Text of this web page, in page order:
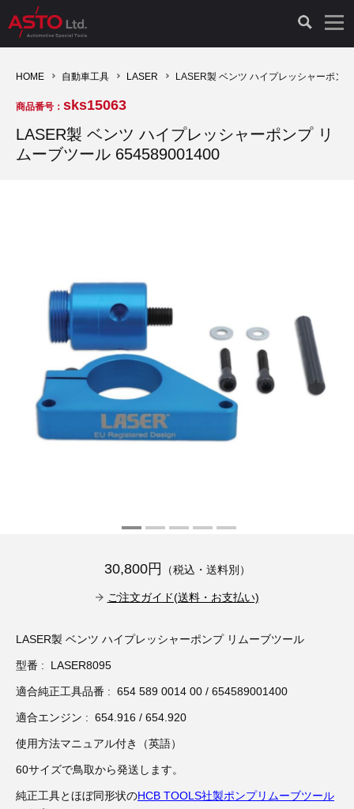
診断機（16）
キープログラマー（4）
オプション品（17）
TPMS（4）
その他（9）
診断テスター（10）
キープログラマー（20）
安定化電源ユニット（8）
バッテリーテスター（4）
古い車両用診断テスター（10）
バイク用診断テスター（7）
HCB TOOLS（45）
AST TOOLS（51）
ドイツ車（211）
イタリア/フランス車（27）
イギリス車（23）
アメリカ車（15）
ホイールロック取り外しツール（6）
オシロスコープ（2）
オシロ関連商品（9）
その他（8）
ドイツ車（427）
イタリア/フランス車（145）
スウェーデン車（45）
日本車（40）
ロシア（8）
ブレーキキャリパーリペアキット（368）
ライト関連（6）
現品修理（77）
リビルト品（58）
イモビライザーOFF（1）
その他（6）
オシロスコープ（10）
アクセサリー（13）
HOME 自動車工具 LASER LASER製 ベンツ ハイプレッシャーポン
商品番号： sks15063
LASER製 ベンツ ハイプレッシャーポンプ リ
ムーブツール 654589001400
30,800円 （税込・送料別）
ご注文ガイド(送料・お支払い)
LASER製 ベンツ ハイプレッシャーポンプ リムーブツール
型番 : LASER8095
適合純正工具品番 : 654 589 0014 00 / 654589001400
適合エンジン : 654.916 / 654.920
使用方法マニュアル付き（英語）
60サイズで鳥取から発送します。
純正工具とほぼ同形状のHCB TOOLS社製ポンプリムーブツール